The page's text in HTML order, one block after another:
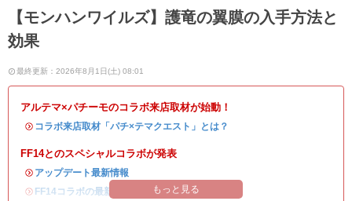
【モンハンワイルズ】護竜の翼膜の入手方法と
効果
最終更新：2026年8月1日(土) 08:01
アルテマ×パチーモのコラボ来店取材が始動！
・ コラボ来店取材「パチ×テマクエスト」とは？
FF14とのスペシャルコラボが発表
・ アップデート最新情報
・ FF14コラボの最新情報 オメガ・プラネテス攻略
もっと見る